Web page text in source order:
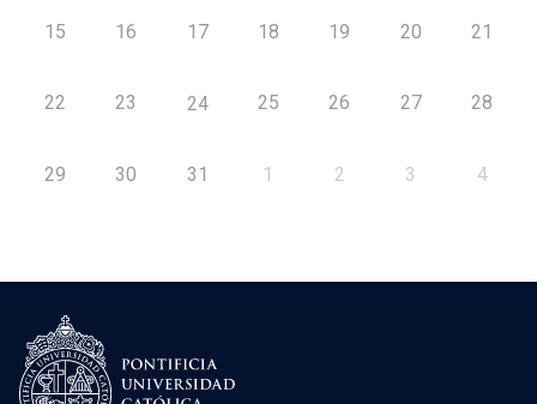
15 16 17 18 19 20 21
22 23 24 25 26 27 28
29 30 31 1 2 3 4